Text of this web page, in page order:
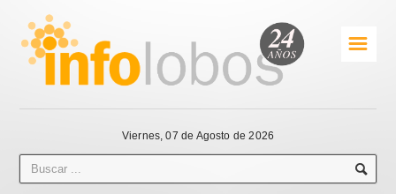
☰
Viernes, 07 de Agosto de 2026